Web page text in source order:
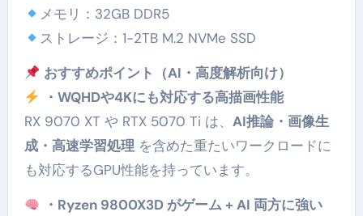
メモリ：32GB DDR5
ストレージ：1-2TB M.2 NVMe SSD
おすすめポイント（AI・高度解析向け）
・WQHDや4Kにも対応する高描画性能
RX 9070 XT や RTX 5070 Ti は、 AI推論・画像生
成・高速学習処理 を含めた重たいワークロードに
も対応するGPU性能を持っています。
・Ryzen 9800X3D がゲーム + AI 両方に強い